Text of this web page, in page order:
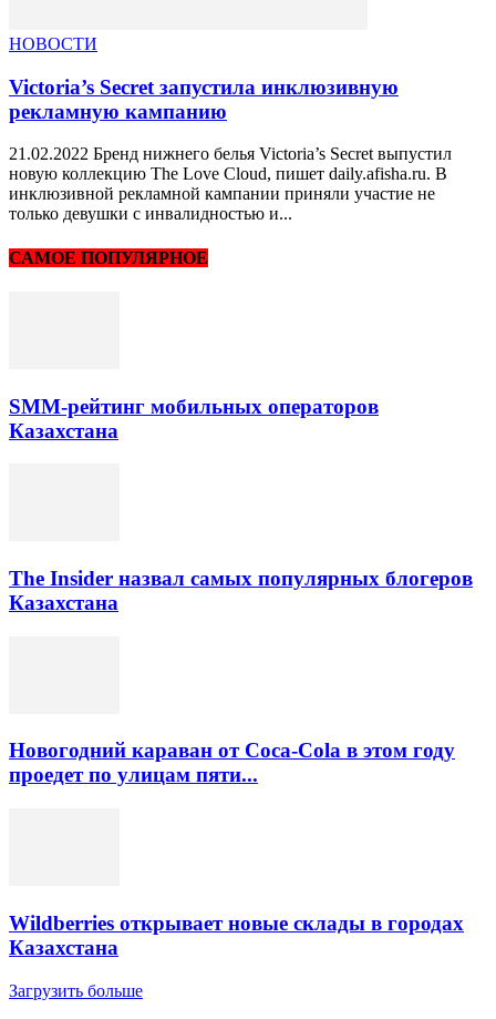
НОВОСТИ
Victoria’s Secret запустила инклюзивную
рекламную кампанию
21.02.2022 Бренд нижнего белья Victoria’s Secret выпустил
новую коллекцию The Love Cloud, пишет daily.afisha.ru. В
инклюзивной рекламной кампании приняли участие не
только девушки с инвалидностью и...
САМОЕ ПОПУЛЯРНОЕ
SMM-рейтинг мобильных операторов
Казахстана
The Insider назвал самых популярных блогеров
Казахстана
Новогодний караван от Coca-Cola в этом году
проедет по улицам пяти...
Wildberries открывает новые склады в городах
Казахстана
Загрузить больше